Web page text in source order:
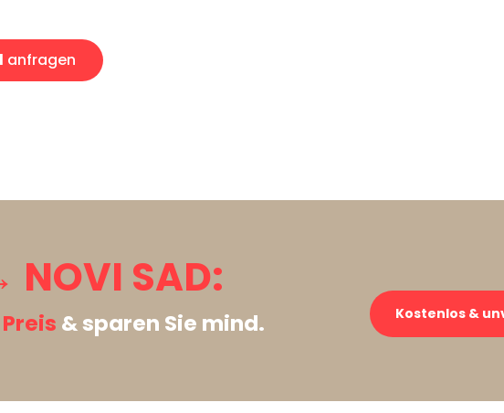
anfragen
NOVI SAD:
& sparen Sie mind.
Kostenlos &